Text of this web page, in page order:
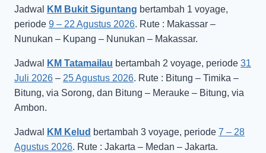
Jadwal KM Bukit Siguntang bertambah 1 voyage,
periode 9 – 22 Agustus 2026. Rute : Makassar –
Nunukan – Kupang – Nunukan – Makassar.
Jadwal KM Tatamailau bertambah 2 voyage, periode 31
Juli 2026 – 25 Agustus 2026. Rute : Bitung – Timika –
Bitung, via Sorong, dan Bitung – Merauke – Bitung, via
Ambon.
Jadwal KM Kelud bertambah 3 voyage, periode 7 – 28
Agustus 2026. Rute : Jakarta – Medan – Jakarta.